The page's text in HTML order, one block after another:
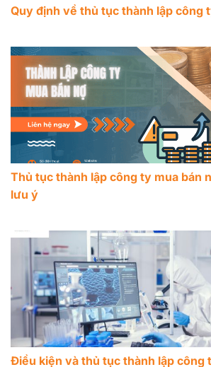
Quy định về thủ tục thành lập công
Thủ tục thành lập công ty mua bán
lưu ý
Điều kiện và thủ tục thành lập công